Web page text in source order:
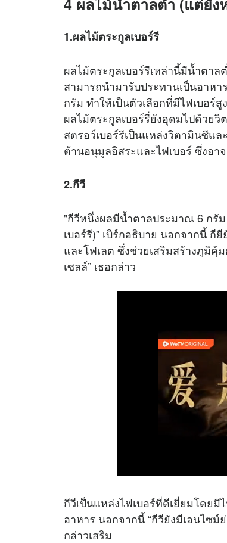
4 ผลไม้น้ำตาลต่ำ (แต่ยัง
1.ผลไม้ตระกูลเบอร์รี
ผลไม้ตระกูลเบอร์รีเหล่านี้มีน้ำตา
สามารถนำมารับประทานเป็นอาห
กรัม ทำให้เป็นตัวเลือกที่มีไฟเบอร์
ผลไม้ตระกูลเบอร์รี่ยังอุดมไปด้วย
สตรอว์เบอร์รีเป็นแหล่งวิตามินซีแ
ต้านอนุมูลอิสระและไฟเบอร์ ซึ่งอา
2.กีวี
"กีวีหนึ่งผลมีน้ำตาลประมาณ 6 กรั
เบอร์รี)” เบิร์กอธิบาย นอกจากนี้
และโฟเลต ซึ่งช่วยเสริมสร้างภูมิคุ้
เซลล์” เธอกล่าว
กีวีเป็นแหล่งไฟเบอร์ที่ดีเยี่ยมโดยมี
อาหาร นอกจากนี้ “กีวียังมีเอนไซ
กล่าวเสริม